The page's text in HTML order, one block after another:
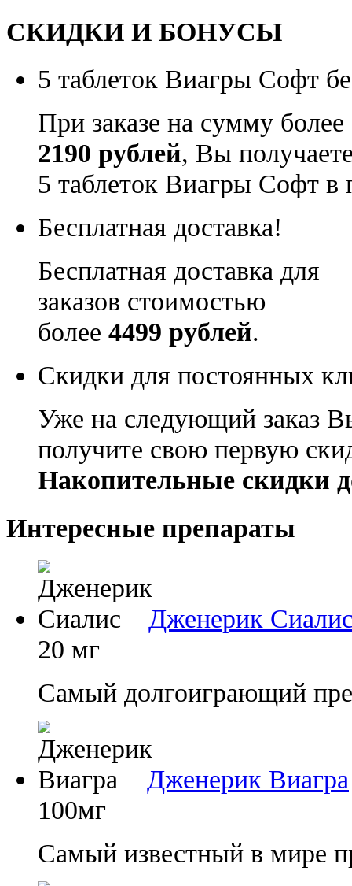
СКИДКИ И БОНУСЫ
5 таблеток Виагры Софт
При заказе на сумму более
2190 рублей, Вы
5 таблеток Виагры Софт в
Бесплатная доставка!
Бесплатная доставка для
заказов стоимостью
более 4499 рублей.
Скидки для постоянных
Уже на следующий заказ
получите свою первую
Накопительные скидки
Интересные препараты
Дженерик
20 мг
Самый долгоиграющий
Дженерик Виагра
100мг
Самый известный в мире